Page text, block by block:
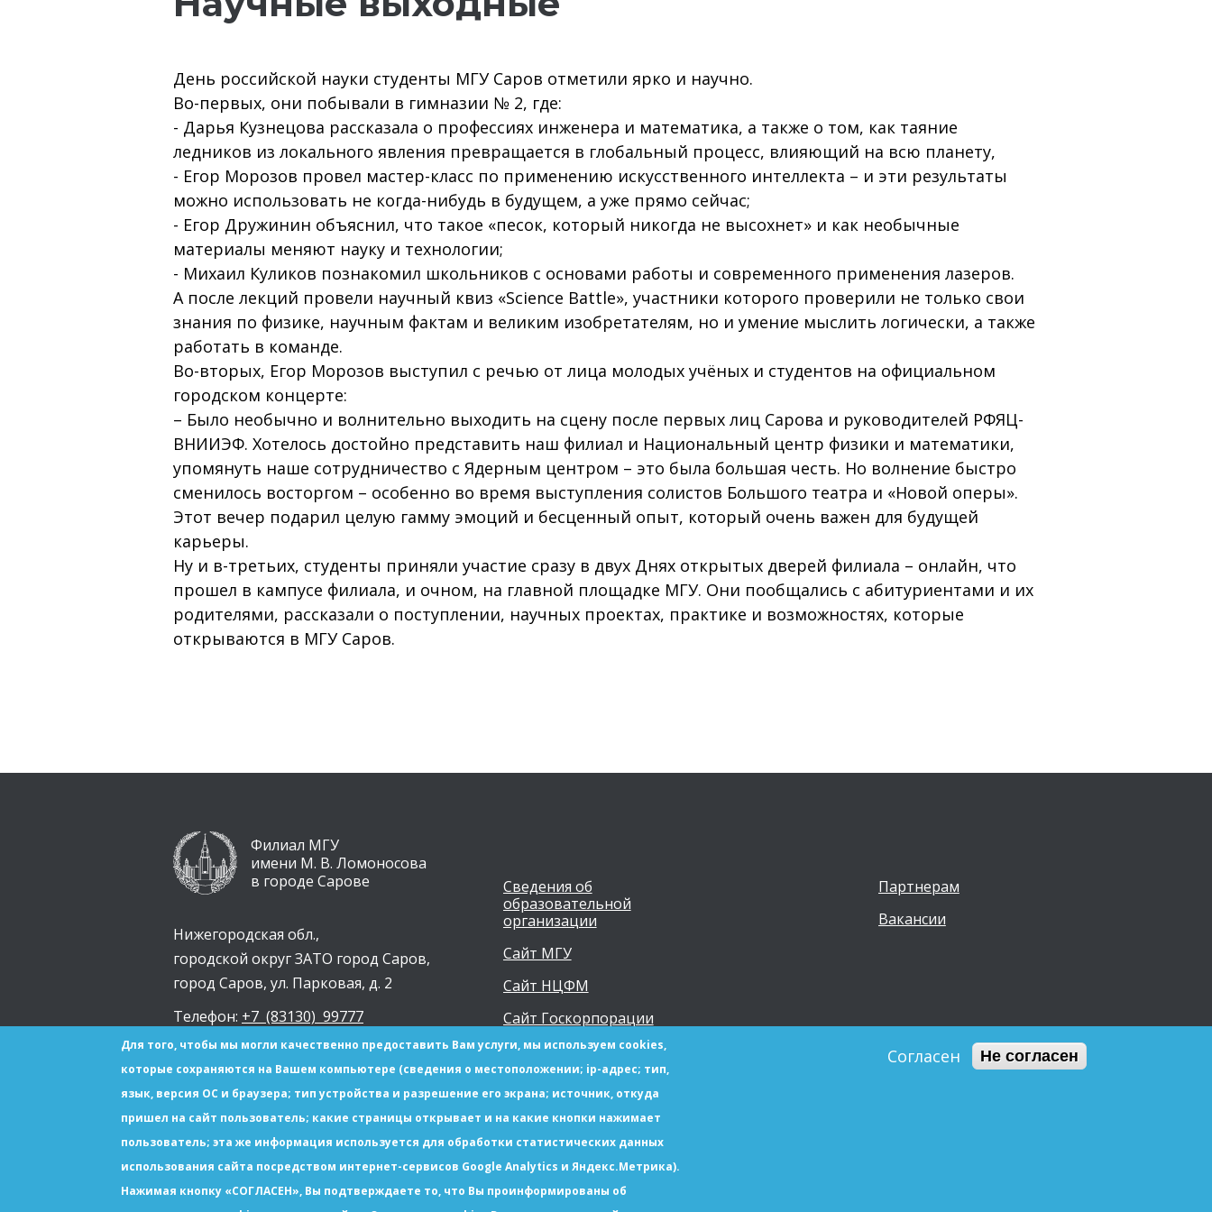
День российской науки студенты МГУ Саров отметили ярко и научно.
Во-первых, они побывали в гимназии № 2, где:
- Дарья Кузнецова рассказала о профессиях инженера и математика, а также о том, как таяние
ледников из локального явления превращается в глобальный процесс, влияющий на всю планету,
- Егор Морозов провел мастер-класс по применению искусственного интеллекта – и эти результаты
можно использовать не когда-нибудь в будущем, а уже прямо сейчас;
- Егор Дружинин объяснил, что такое «песок, который никогда не высохнет» и как необычные
материалы меняют науку и технологии;
- Михаил Куликов познакомил школьников с основами работы и современного применения лазеров.
А после лекций провели научный квиз «Science Battle», участники которого проверили не только свои
знания по физике, научным фактам и великим изобретателям, но и умение мыслить логически, а также
работать в команде.
Во-вторых, Егор Морозов выступил с речью от лица молодых учёных и студентов на официальном
городском концерте:
– Было необычно и волнительно выходить на сцену после первых лиц Сарова и руководителей РФЯЦ-
ВНИИЭФ. Хотелось достойно представить наш филиал и Национальный центр физики и математики,
упомянуть наше сотрудничество с Ядерным центром – это была большая честь. Но волнение быстро
сменилось восторгом – особенно во время выступления солистов Большого театра и «Новой оперы».
Этот вечер подарил целую гамму эмоций и бесценный опыт, который очень важен для будущей
карьеры.
Ну и в-третьих, студенты приняли участие сразу в двух Днях открытых дверей филиала – онлайн, что
прошел в кампусе филиала, и очном, на главной площадке МГУ. Они пообщались с абитуриентами и их
родителями, рассказали о поступлении, научных проектах, практике и возможностях, которые
открываются в МГУ Саров.
Филиал МГУ
имени М. В. Ломоносова
в городе Сарове
Нижегородская обл.,
городской округ ЗАТО город Саров,
город Саров, ул. Парковая, д. 2
Телефон: +7 (83130) 99777
sarov.msu@yandex.ru
Сведения об
образовательной
организации
Сайт МГУ
Сайт НЦФМ
Сайт Госкорпорации
Партнерам
Вакансии
© Copyright МГУ-Саров 2021 Все права защищены
Для того, чтобы мы могли качественно предоставить Вам услуги, мы используем cookies,
которые сохраняются на Вашем компьютере (сведения о местоположении; ip-адрес; тип,
язык, версия ОС и браузера; тип устройства и разрешение его экрана; источник, откуда
пришел на сайт пользователь; какие страницы открывает и на какие кнопки нажимает
пользователь; эта же информация используется для обработки статистических данных
использования сайта посредством интернет-сервисов Google Analytics и Яндекс.Метрика).
Нажимая кнопку «СОГЛАСЕН», Вы подтверждаете то, что Вы проинформированы об
Согласен Не согласен